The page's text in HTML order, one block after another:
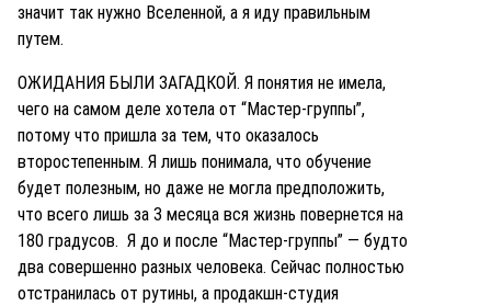
значит так нужно Вселенной, а я иду правильным
путем.
ОЖИДАНИЯ БЫЛИ ЗАГАДКОЙ. Я понятия не имела,
чего на самом деле хотела от “Мастер-группы”,
потому что пришла за тем, что оказалось
второстепенным. Я лишь понимала, что обучение
будет полезным, но даже не могла предположить,
что всего лишь за 3 месяца вся жизнь повернется на
180 градусов. Я до и после “Мастер-группы” — будто
два совершенно разных человека. Сейчас полностью
отстранилась от рутины, а продакшн-студия